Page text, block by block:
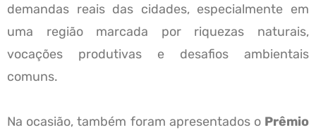
demandas reais das cidades, especialmente em
uma região marcada por riquezas naturais,
vocações produtivas e desafios ambientais
comuns.
Na ocasião, também foram apresentados o Prêmio